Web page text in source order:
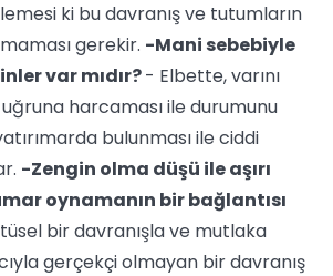
ki bu davranış ve tutumların
gerekir. -Mani sebebiyle
var mıdır?- Elbette, varını
harcaması ile durumunu
bulunması ile ciddi
-Zengin olma düşü ile aşırı
oynamanın bir bağlantısı
bir davranışla ve mutlaka
gerçekçi olmayan bir davranış